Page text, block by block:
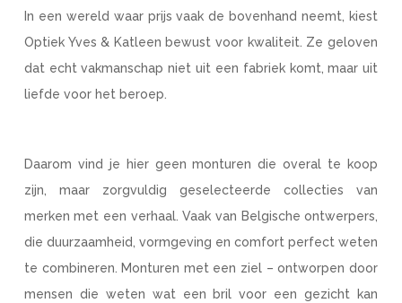
In een wereld waar prijs vaak de bovenhand neemt, kiest
Optiek Yves & Katleen bewust voor kwaliteit. Ze geloven
dat echt vakmanschap niet uit een fabriek komt, maar uit
liefde voor het beroep.
Daarom vind je hier geen monturen die overal te koop
zijn, maar zorgvuldig geselecteerde collecties van
merken met een verhaal. Vaak van Belgische ontwerpers,
die duurzaamheid, vormgeving en comfort perfect weten
te combineren. Monturen met een ziel – ontworpen door
mensen die weten wat een bril voor een gezicht kan